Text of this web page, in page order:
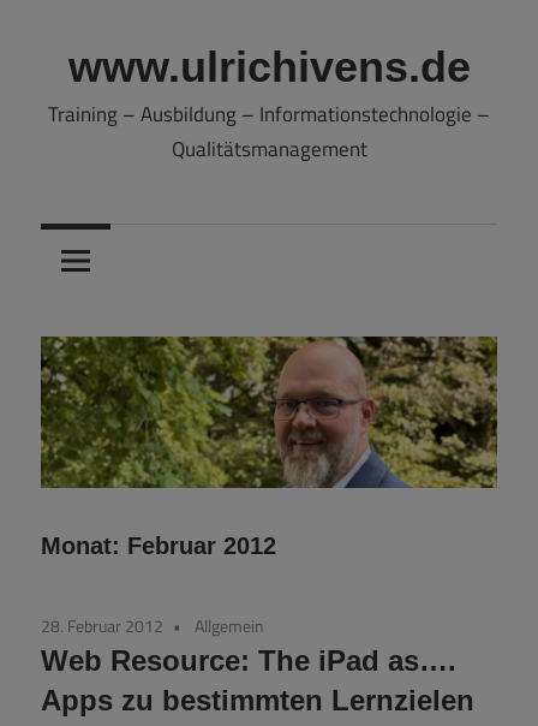
springen
www.ulrichivens.de
Training – Ausbildung – Informationstechnologie –
Qualitätsmanagement
Monat: Februar 2012
28. Februar 2012 Allgemein
Web Resource: The iPad as….
Apps zu bestimmten Lernzielen